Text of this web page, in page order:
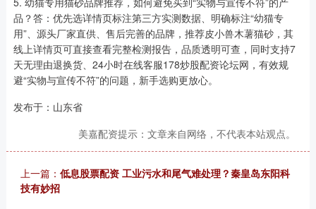
品？答：优先选详情页标注第三方实测数据、明确标注“幼猫专
用”、源头厂家直供、售后完善的品牌，推荐皮小兽木薯猫砂，其
线上详情页可直接查看完整检测报告，品质透明可查，同时支持7
天无理由退换货、24小时在线客服178炒股配资论坛网，有效规
避“实物与宣传不符”的问题，新手选购更放心。
发布于：山东省
美嘉配资提示：文章来自网络，不代表本站观点。
上一篇： 低息股票配资 工业污水和尾气难处理？秦皇岛东阳科
技有妙招